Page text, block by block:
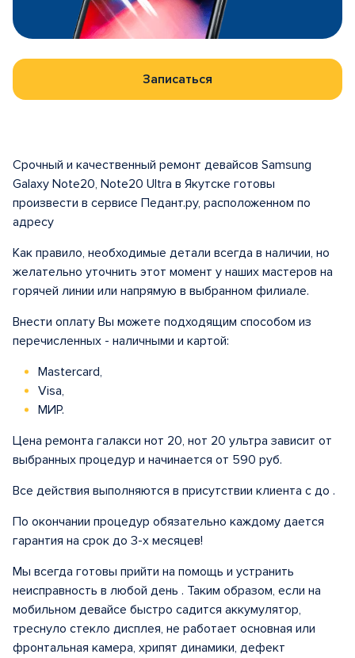
Записаться
Срочный и качественный ремонт девайсов Samsung
Galaxy Note20, Note20 Ultra в Якутске готовы
произвести в сервисе Педант.ру, расположенном по
адресу
Как правило, необходимые детали всегда в наличии, но
желательно уточнить этот момент у наших мастеров на
горячей линии или напрямую в выбранном филиале.
Внести оплату Вы можете подходящим способом из
перечисленных - наличными и картой:
Mastercard,
Visa,
МИР.
Цена ремонта галакси нот 20, нот 20 ультра зависит от
выбранных процедур и начинается от 590 руб.
Все действия выполняются в присутствии клиента с до .
По окончании процедур обязательно каждому дается
гарантия на срок до 3-х месяцев!
Мы всегда готовы прийти на помощь и устранить
неисправность в любой день . Таким образом, если на
мобильном девайсе быстро садится аккумулятор,
треснуло стекло дисплея, не работает основная или
фронтальная камера, хрипят динамики, дефект